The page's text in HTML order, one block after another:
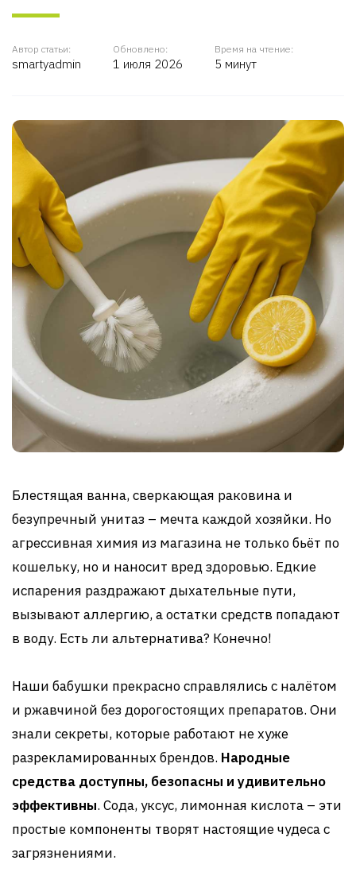
Автор статьи:
smartyadmin
Обновлено:
1 июля 2026
Время на чтение:
5 минут
Блестящая ванна, сверкающая раковина и
безупречный унитаз – мечта каждой хозяйки. Но
агрессивная химия из магазина не только бьёт по
кошельку, но и наносит вред здоровью. Едкие
испарения раздражают дыхательные пути,
вызывают аллергию, а остатки средств попадают
в воду. Есть ли альтернатива? Конечно!
Наши бабушки прекрасно справлялись с налётом
и ржавчиной без дорогостоящих препаратов. Они
знали секреты, которые работают не хуже
разрекламированных брендов. Народные
средства доступны, безопасны и удивительно
эффективны. Сода, уксус, лимонная кислота – эти
простые компоненты творят настоящие чудеса с
загрязнениями.